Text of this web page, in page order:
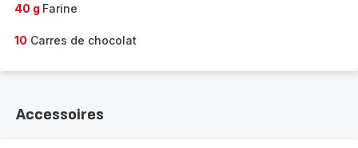
40 g Farine
10 Carres de chocolat
Accessoires